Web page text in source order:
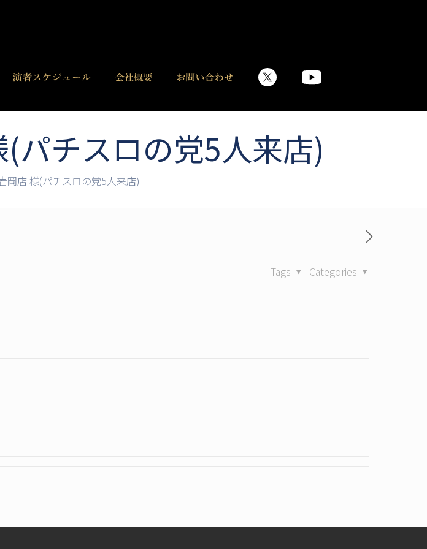
(パチスロの党5人来店)
岡店 様(パチスロの党5人来店)
Categories
Tags